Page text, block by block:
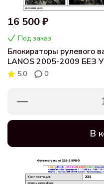
16 500 ₽
Под заказ
Блокираторы рулевого
LANOS 2005-2009 БЕЗ
5.0 0
В